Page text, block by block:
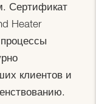
Сертификат
Heater
клиентов и